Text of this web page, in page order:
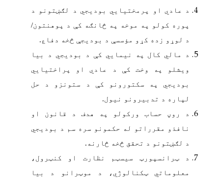
د عادي او پرمختیایي بودیجي د لګښتونو د
پوره کولو په موخه په څانګه کې د پوهنتون/
د لوړو زده کړو مؤسسې د بودیجې څخه دفاع.
د مالي کال په نیمایي کې د بودیجي د بیا
ویشلو په وخت کې د عادي او پراختیایي
بودیجي په سکتورونو کې د ستونزو د حل
لپاره د تدبیرونو نیول.
د روڼ حساب ورکولو په هدف د قانون او
نافذو مقرراتو له حکمونو سره سم د بودیجي
د لګښتونو د تحقق څخه څارنه.
د ټرانسپورټ سیسټم نظارت او کنټرول،
معلوماتي ټکنالوژي، د موټرانو د بیا